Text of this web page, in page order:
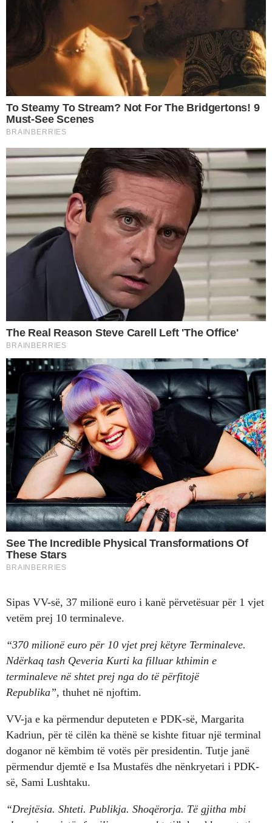
Sipas VV-së, 37 milionë euro i kanë përvetësuar për 1 vjet
vetëm prej 10 terminaleve.
“370 milionë euro për 10 vjet prej këtyre Terminaleve.
Ndërkaq tash Qeveria Kurti ka filluar kthimin e
terminaleve në shtet prej nga do të përfitojë
Republika”, thuhet në njoftim.
VV-ja e ka përmendur deputeten e PDK-së, Margarita
Kadriun, për të cilën ka thënë se kishte fituar një terminal
doganor në këmbim të votës për presidentin. Tutje janë
përmendur djemtë e Isa Mustafës dhe nënkryetari i PDK-
së, Sami Lushtaku.
“Drejtësia. Shteti. Publikja. Shoqërorja. Të gjitha mbi